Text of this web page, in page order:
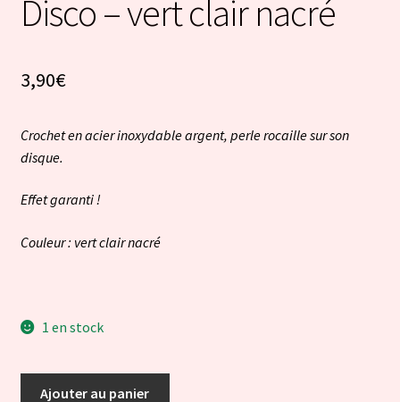
Disco – vert clair nacré
3,90€
Crochet en acier inoxydable argent, perle rocaille sur son
disque.
Effet garanti !
Couleur : vert clair nacré
1 en stock
Ajouter au panier